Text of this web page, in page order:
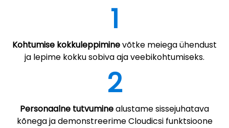
1
Kohtumise kokkuleppiminevõtke meiega ühendust
ja lepime kokku sobiva aja veebikohtumiseks.
2
Personaalne tutvuminealustame sissejuhatava
kõnega ja demonstreerime Cloudicsi funktsioone